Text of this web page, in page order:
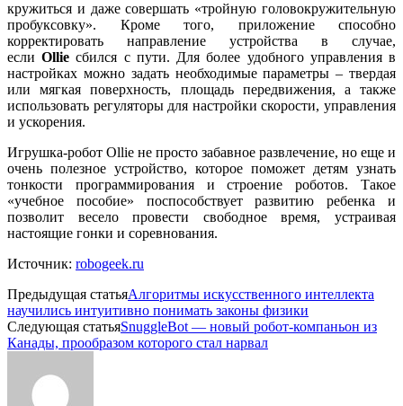
кружиться и даже совершать «тройную головокружительную
пробуксовку». Кроме того, приложение способно
корректировать направление устройства в случае,
еслиOllie сбился с пути. Для более удобного управления в
настройках можно задать необходимые параметры – твердая
или мягкая поверхность, площадь передвижения, а также
использовать регуляторы для настройки скорости, управления
и ускорения.
Игрушка-робот Ollie не просто забавное развлечение, но еще и
очень полезное устройство, которое поможет детям узнать
тонкости программирования и строение роботов. Такое
«учебное пособие» поспособствует развитию ребенка и
позволит весело провести свободное время, устраивая
настоящие гонки и соревнования.
Источник: robogeek.ru
Предыдущая статьяАлгоритмы искусственного интеллекта
научились интуитивно понимать законы физики
Следующая статьяSnuggleBot — новый робот-компаньон из
Канады, прообразом которого стал нарвал